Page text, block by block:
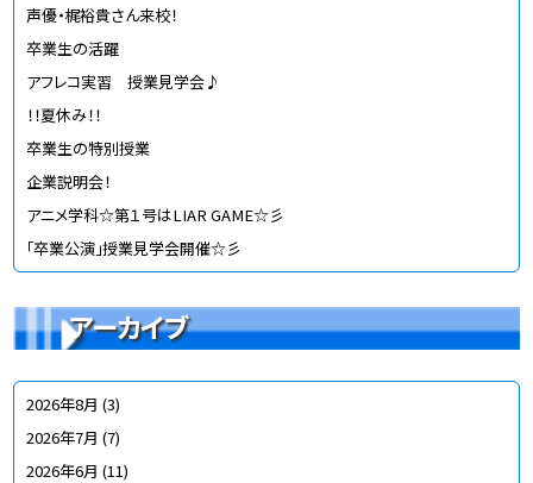
声優・梶裕貴さん来校！
卒業生の活躍
アフレコ実習 授業見学会♪
！！夏休み！！
卒業生の特別授業
企業説明会！
アニメ学科☆第１号はLIAR GAME☆彡
「卒業公演」授業見学会開催☆彡
アーカイブ
2026年8月 (3)
2026年7月 (7)
2026年6月 (11)